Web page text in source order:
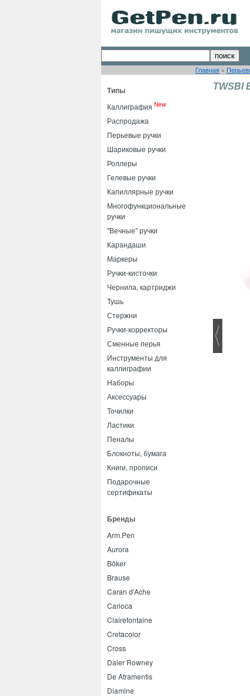
Главная »
Типы
Каллиграфия New
Распродажа
Перьевые ручки
Шариковые ручки
Роллеры
Гелевые ручки
Капиллярные ручки
Многофункциональные
ручки
"Вечные" ручки
Карандаши
Маркеры
Ручки-кисточки
Чернила, картриджи
Тушь
Стержни
Ручки-корректоры
Сменные перья
Инструменты для
каллиграфии
Наборы
Аксессуары
Точилки
Ластики
Пеналы
Блокноты, бумага
Книги, прописи
Подарочные
сертификаты
Бренды
Arm.Pen
Aurora
Böker
Brause
Caran d’Ache
Carioca
Clairefontaine
Cretacolor
Cross
Daler Rowney
De Atramentis
Diamine
TWSBI